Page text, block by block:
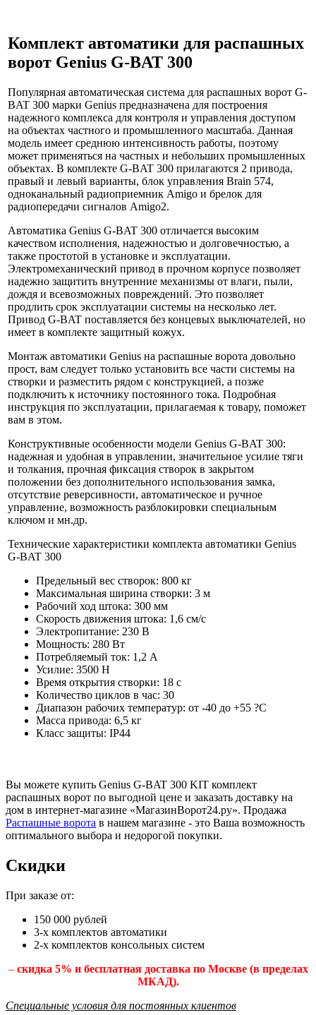
Комплект автоматики для распашных
ворот Genius G-BAT 300
Популярная автоматическая система для распашных ворот G-
BAT 300 марки Genius предназначена для построения
надежного комплекса для контроля и управления доступом
на объектах частного и промышленного масштаба. Данная
модель имеет среднюю интенсивность работы, поэтому
может применяться на частных и небольших промышленных
объектах. В комплекте G-BAT 300 прилагаются 2 привода,
правый и левый варианты, блок управления Brain 574,
одноканальный радиоприемник Amigo и брелок для
радиопередачи сигналов Amigo2.
Автоматика Genius G-BAT 300 отличается высоким
качеством исполнения, надежностью и долговечностью, а
также простотой в установке и эксплуатации.
Электромеханический привод в прочном корпусе позволяет
надежно защитить внутренние механизмы от влаги, пыли,
дождя и всевозможных повреждений. Это позволяет
продлить срок эксплуатации системы на несколько лет.
Привод G-BAT поставляется без концевых выключателей, но
имеет в комплекте защитный кожух.
Монтаж автоматики Genius на распашные ворота довольно
прост, вам следует только установить все части системы на
створки и разместить рядом с конструкцией, а позже
подключить к источнику постоянного тока. Подробная
инструкция по эксплуатации, прилагаемая к товару, поможет
вам в этом.
Конструктивные особенности модели Genius G-BAT 300:
надежная и удобная в управлении, значительное усилие тяги
и толкания, прочная фиксация створок в закрытом
положении без дополнительного использования замка,
отсутствие реверсивности, автоматическое и ручное
управление, возможность разблокировки специальным
ключом и мн.др.
Технические характеристики комплекта автоматики Genius
G-BAT 300
Предельный вес створок: 800 кг
Максимальная ширина створки: 3 м
Рабочий ход штока: 300 мм
Скорость движения штока: 1,6 см/с
Электропитание: 230 В
Мощность: 280 Вт
Потребляемый ток: 1,2 А
Усилие: 3500 Н
Время открытия створки: 18 с
Количество циклов в час: 30
Диапазон рабочих температур: от -40 до +55 ?С
Масса привода: 6,5 кг
Класс защиты: IP44
Вы можете купить Genius G-BAT 300 KIT комплект
распашных ворот по выгодной цене и заказать доставку на
дом в интернет-магазине «МагазинВорот24.ру». Продажа
Распашные ворота в нашем магазине - это Ваша возможность
оптимального выбора и недорогой покупки.
Скидки
При заказе от:
150 000 рублей
3-х комплектов автоматики
2-х комплектов консольных систем
– скидка 5% и бесплатная доставка по Москве (в пределах
МКАД).
Специальные условия для постоянных клиентов